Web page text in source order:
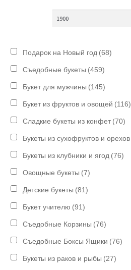
Подарок на Новый год (68)
Съедобные букеты (459)
Букет для мужчины (145)
Букет из фруктов и овощей (116)
Сладкие букеты из конфет (70)
Букеты из сухофруктов и орехов
Букеты из клубники и ягод (76)
Овощные букеты (7)
Детские букеты (81)
Букет учителю (91)
Съедобные Корзины (76)
Съедобные Боксы Ящики (76)
Букеты из раков и рыбы (27)